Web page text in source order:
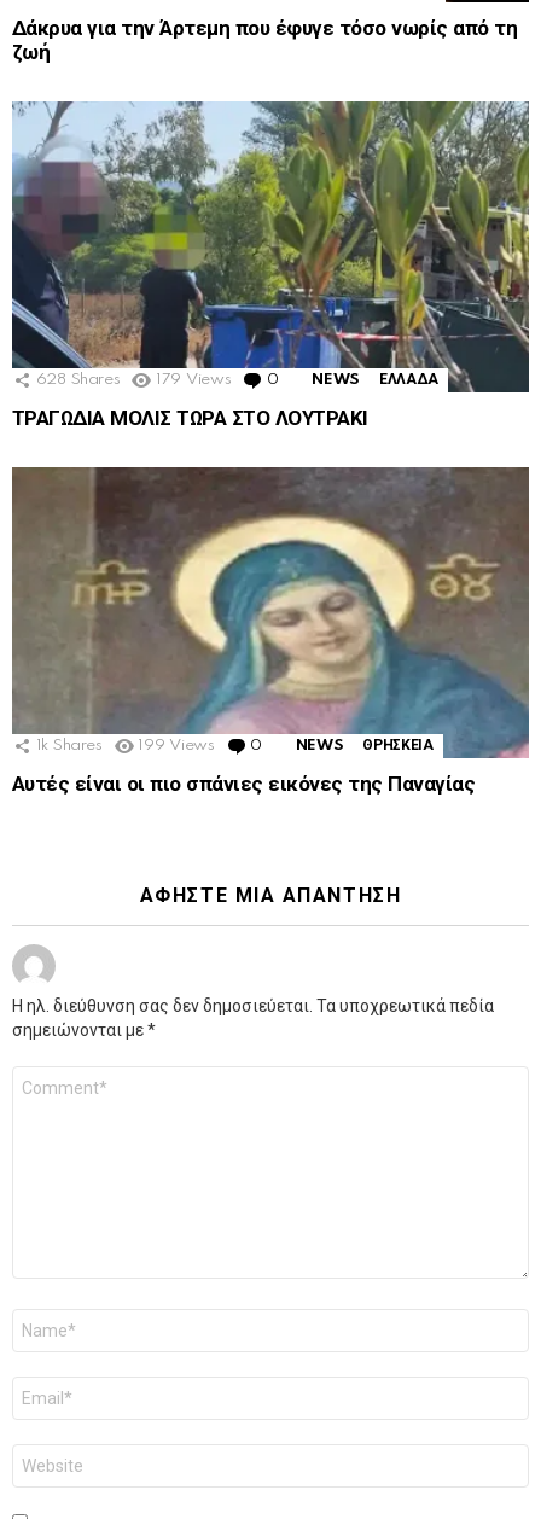
Δάκρυα για την Άρτεμη που έφυγε τόσο νωρίς από τη
ζωή
628 Shares 179 Views 0 Comments
NEWS ΕΛΛΑΔΑ
ΤΡΑΓΩΔΙΑ ΜΟΛΙΣ ΤΩΡΑ ΣΤΟ ΛΟΥΤΡΑΚΙ
1k Shares 199 Views 0 Comments
NEWS ΘΡΗΣΚΕΙΑ
Αυτές είναι οι πιο σπάνιες εικόνες της Παναγίας
ΑΦΉΣΤΕ ΜΙΑ ΑΠΆΝΤΗΣΗ
Η ηλ. διεύθυνση σας δεν δημοσιεύεται. Τα υποχρεωτικά πεδία
σημειώνονται με*